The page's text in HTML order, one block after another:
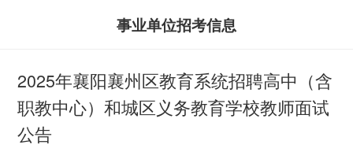
事业单位招考信息
2025年襄阳襄州区教育系统招聘高中（含
职教中心）和城区义务教育学校教师面试
公告